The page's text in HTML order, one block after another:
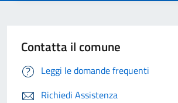
Contatta il comune
Leggi le domande frequenti
Richiedi Assistenza